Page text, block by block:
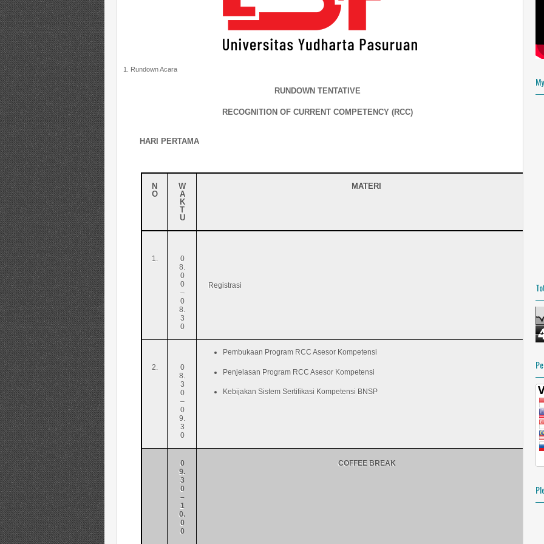
VIEW MY COMPLETE
1. Rundown Acara
RUNDOWN TENTATIVE
RECOGNITION OF CURRENT COMPETENCY (RCC)
HARI PERTAMA
N
O
W
A
K
T
U
MATERI
1.
0
8.
0
0
–
0
8.
3
0
Registrasi
2.
0
8.
3
0
–
0
9.
3
0
Pembukaan Program RCC Asesor Kompetensi
Penjelasan Program RCC Asesor Kompetensi
Kebijakan Sistem Sertifikasi Kompetensi BNSP
0
9.
3
0
–
1
0.
0
0
COFFEE BREAK